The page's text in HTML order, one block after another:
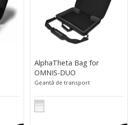
OMNIS-
DUO">
AlphaTheta Bag for
OMNIS-DUO
Geantă de transport